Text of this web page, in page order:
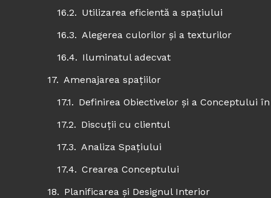
Utilizarea eficientă a spațiului
Alegerea culorilor și a texturilor
Iluminatul adecvat
Amenajarea spațiilor
Definirea Obiectivelor și a Conceptului
Discuții cu clientul
Analiza Spațiului
Crearea Conceptului
Planificarea și Designul Interior